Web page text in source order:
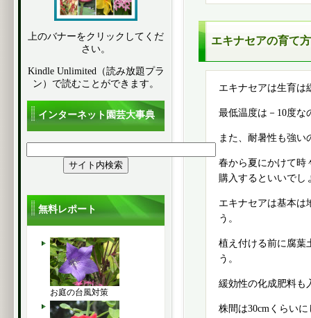
エキナセアの育て方
エキナセアは生育は
最低温度は－10度な
また、耐暑性も強い
春から夏にかけて時
購入するといいでし
エキナセアは基本は
う。
植え付ける前に腐葉
う。
緩効性の化成肥料も
株間は30cmくらい
上のバナーをクリックしてくだ
さい。
Kindle Unlimited（読み放題プラ
ン）で読むことができます。
インターネット園芸大事典
無料レポート
お庭の台風対策